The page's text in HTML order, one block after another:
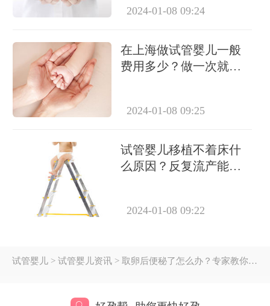
2024-01-08 09:24
在上海做试管婴儿一般
费用多少？做一次就能
2024-01-08 09:25
试管婴儿移植不着床什
么原因？反复流产能做
2024-01-08 09:22
试管婴儿 > 试管婴儿资讯 > 取卵后便秘了怎么办？专家教你快速缓解方法